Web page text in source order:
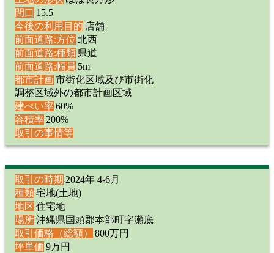
間口 15.5
今後の利用目的 店舗
前面道路:方位 北西
前面道路:種類 県道
前面道路:幅員 5m
都市計画 市街化区域及び市街化
調整区域外の都市計画区域
建ぺい率60%
容積率200%
取引の事情等
取引の時期 2024年 4-6月
種類 宅地(土地)
地区 住宅地
場所沖縄県国頭郡本部町字瀬底
取引価格（総額）
800万円
坪単価 9万円